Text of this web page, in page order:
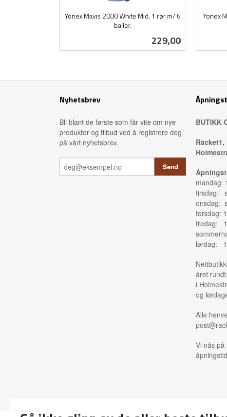
Yonex Mavis 2000 White Mid. 1 rør m/ 6
baller.
Pris
229,00
Yonex
Nyhetsbrev
Bli blant de første som får vite om nye
produkter og tilbud ved å registrere deg
på vårt nyhetsbrev.
BUTIKK
Racket1,
mandag:
tirsdag:
onsdag:
torsdag:
fredag:
lørdag:
året
i
og
Alle
Vi nås på